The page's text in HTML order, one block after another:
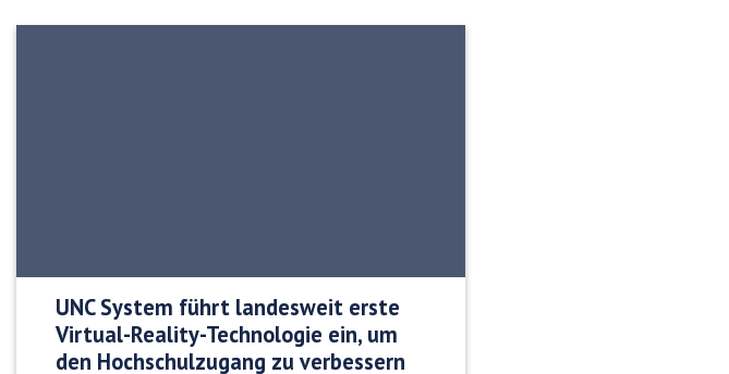
UNC System führt landesweit erste
Virtual-Reality-Technologie ein, um
den Hochschulzugang zu verbessern